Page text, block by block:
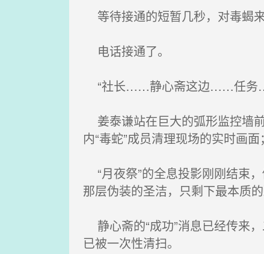
等待接通的短暂几秒，对毒蝎
电话接通了。
“社长……静心斋这边……任务
姜泰谦站在巨大的弧形监控墙
内“毒蛇”成员清理现场的实时画
“月夜祭”的全息投影刚刚结束
那层伪装的圣洁，只剩下最本质的
静心斋的“成功”消息已经传来
已被一次性清扫。